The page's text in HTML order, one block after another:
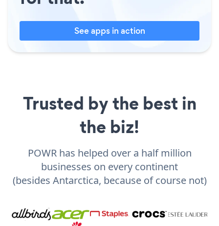
See apps in action
Trusted by the best in
the biz!
POWR has helped over a half million
businesses on every continent
(besides Antarctica, because of course not)